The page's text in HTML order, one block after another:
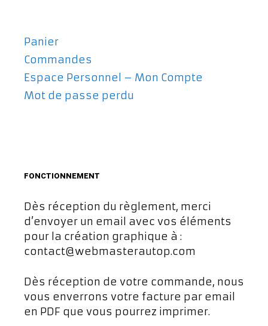
Panier
Commandes
Espace Personnel – Mon Compte
Mot de passe perdu
FONCTIONNEMENT
Dès réception du règlement, merci
d’envoyer un email avec vos éléments
pour la création graphique à :
contact@webmasterautop.com
Dès réception de votre commande, nous
vous enverrons votre facture par email
en PDF que vous pourrez imprimer.